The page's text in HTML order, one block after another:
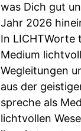
was Dich gut
Jahr 2026
In LICHTWorte
Medium
Wegleitungen
aus der
spreche als
lichtvollen